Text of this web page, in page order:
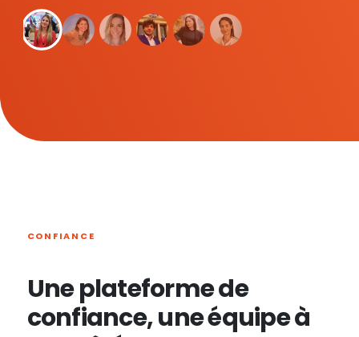
CONFIANCE
Une plateforme de
confiance, une équipe à